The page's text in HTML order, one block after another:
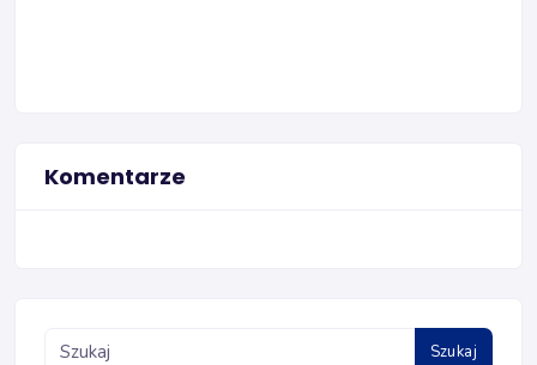
Komentarze
Szukaj